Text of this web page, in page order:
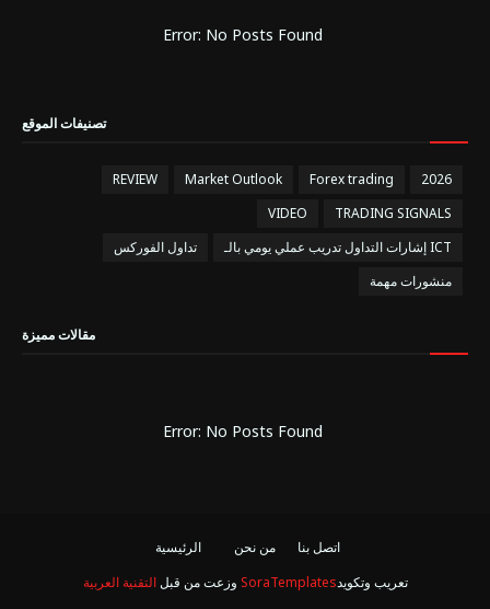
Error: No Posts Found
تصنيفات الموقع
2026
Forex trading
Market Outlook
REVIEW
TRADING SIGNALS
VIDEO
إشارات التداول تدريب عملي يومي بالـ ICT
تداول الفوركس
منشورات مهمة
مقالات مميزة
Error: No Posts Found
الرئيسية من نحن
اتصل بنا
تعريب وتكويدSoraTemplates وزعت من قبلالتقنية العربية